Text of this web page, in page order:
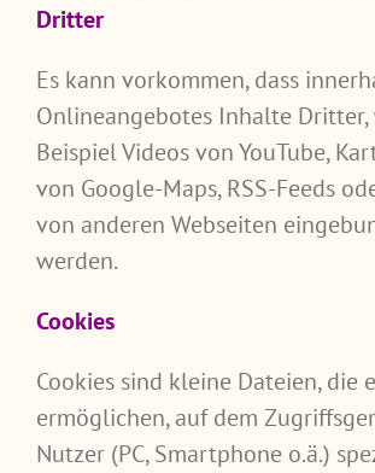
Dritter
Es kann vorkommen, dass
Onlineangebotes Inhalte Dritter,
Beispiel Videos von YouTube,
von Google-Maps, RSS-Feeds
von anderen Webseiten
werden.
Cookies
Cookies sind kleine Dateien, die
ermöglichen, auf dem
Nutzer (PC, Smartphone o.ä.)